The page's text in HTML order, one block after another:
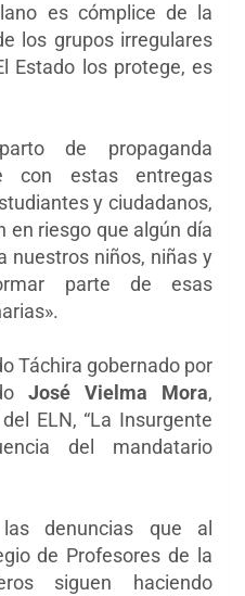
es cómplice de la
los grupos irregulares
Estado los protege, es
de propaganda
con estas entregas
y ciudadanos,
en riesgo que algún día
nuestros niños, niñas y
parte de esas
Táchira gobernado por
José Vielma Mora,
ELN, “La Insurgente
del mandatario
denuncias que al
de Profesores de la
siguen haciendo